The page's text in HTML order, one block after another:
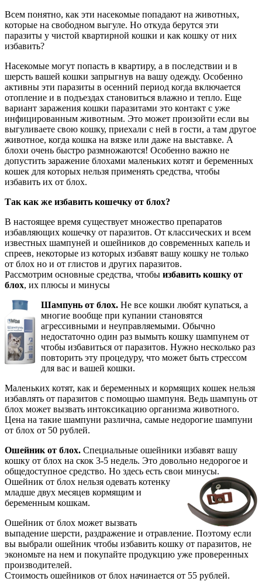
Всем понятно, как эти насекомые попадают на животных,
которые на свободном выгуле. Но откуда берутся эти
паразиты у чистой квартирной кошки и как кошку от них
избавить?
Насекомые могут попасть в квартиру, а в последствии и в
шерсть вашей кошки запрыгнув на вашу одежду. Особенно
активны эти паразиты в осенний период когда включается
отопление и в подъездах становиться влажно и тепло. Еще
вариант заражения кошки паразитами это контакт с уже
инфицированным животным. Это может произойти если вы
выгуливаете свою кошку, приехали с ней в гости, а там другое
животное, когда кошка на вязке или даже на выставке. А
блохи очень быстро размножаются! Особенно важно не
допустить заражение блохами маленьких котят и беременных
кошек для которых нельзя применять средства, чтобы
избавить их от блох.
Так как же избавить кошечку от блох?
В настоящее время существует множество препаратов
избавляющих кошечку от паразитов. От классических и всем
известных шампуней и ошейников до современных капель и
спреев, некоторые из которых избавят вашу кошку не только
от блох но и от глистов и других паразитов.
Рассмотрим основные средства, чтобы избавить кошку от
блох, их плюсы и минусы
Шампунь от блох. Не все кошки любят купаться, а
многие вообще при купании становятся
агрессивными и неуправляемыми. Обычно
недостаточно один раз вымыть кошку шампунем от
чтобы избавиться от паразитов. Нужно несколько раз
повторить эту процедуру, что может быть стрессом
для вас и вашей кошки.
Маленьких котят, как и беременных и кормящих кошек нельзя
избавлять от паразитов с помощью шампуня. Ведь шампунь от
блох может вызвать интоксикацию организма животного.
Цена на такие шампуни различна, самые недорогие шампуни
от блох от 50 рублей.
Ошейник от блох. Специальные ошейники избавят вашу
кошку от блох на скок 3-5 недель. Это довольно недорогое и
общедоступное средство. Но здесь есть свои минусы.
Ошейник от блох нельзя одевать котенку
младше двух месяцев кормящим и
беременным кошкам.
Ошейник от блох может вызвать
выпадение шерсти, раздражение и отравление. Поэтому если
вы выбрали ошейник чтобы избавить кошку от паразитов, не
экономьте на нем и покупайте продукцию уже проверенных
производителей.
Стоимость ошейников от блох начинается от 55 рублей.